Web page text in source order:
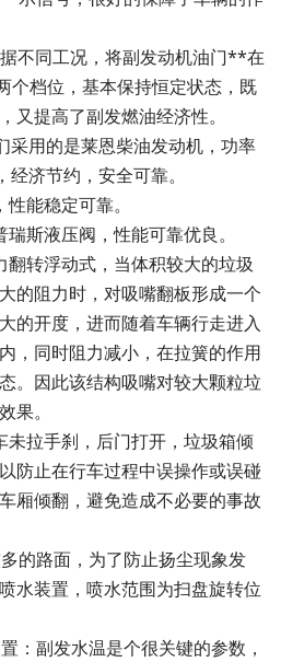
不同工况，将副发动机油门**在
档位，基本保持恒定状态，既
又提高了副发燃油经济性。
用的是莱恩柴油发动机，功率
济节约，安全可靠。
能稳定可靠。
斯液压阀，性能可靠优良。
转浮动式，当体积较大的垃圾
的阻力时，对吸嘴翻板形成一个
的开度，进而随着车辆行走进入
，同时阻力减小，在拉簧的作用
。因此该结构吸嘴对较大颗粒垃
果。
拉手刹，后门打开，垃圾箱倾
防止在行车过程中误操作或误碰
厢倾翻，避免造成不必要的事故
的路面，为了防止扬尘现象发
水装置，喷水范围为扫盘旋转位
：副发水温是个很关键的参数，